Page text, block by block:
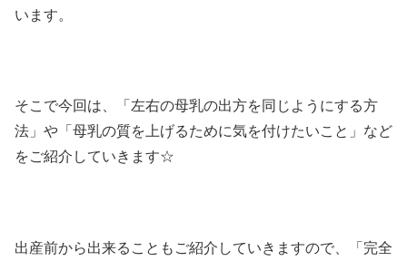
います。
そこで今回は、「左右の母乳の出方を同じようにする方
法」や「母乳の質を上げるために気を付けたいこと」など
をご紹介していきます☆
出産前から出来ることもご紹介していきますので、「完全